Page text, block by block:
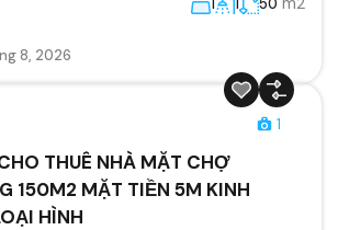
8, 2026
1
THUÊ NHÀ MẶT CHỢ
150M2 MẶT TIỀN 5M KINH
HÌNH